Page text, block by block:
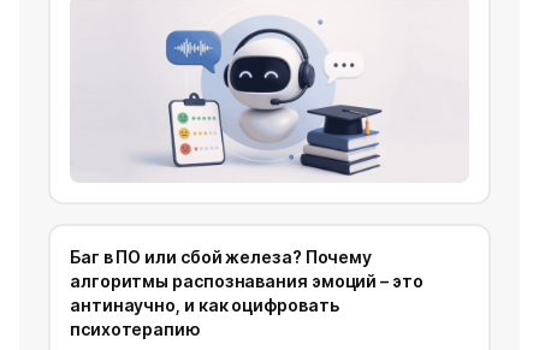
Баг в ПО или сбой железа? Почему
алгоритмы распознавания эмоций – это
антинаучно, и как оцифровать
психотерапию